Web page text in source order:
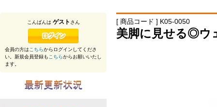
[ 商品コード ] K05-0050
美脚に見せる◎ウ
こんばんは ゲスト さん
会員の方はこちらからログインしてくださ
い。新規会員登録もこちらからお願いいたし
ます。